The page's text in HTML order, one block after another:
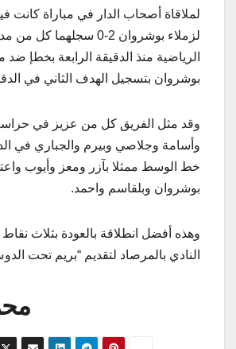
لملاقاة أصحاب الدار في مباراة كانت
لزملاء بوشروان 2-0 سجلهما
الرياضية منذ الدقيقة الرابعة بخطإ
بوشروان بتسجيل الهدف الثاني في
وقد مثل الفريق كل من عزيز في
وأسامة وجلاصي وبيرم والجباري في
خط الوسط ممثلا بآزر ومعز وأيوب
بوشروان وبلقاسم واحمد.
وهذه أفضل انطلاقة بالعودة بثلاث
النادي بالمرصاد لتقديم “بريم تحت